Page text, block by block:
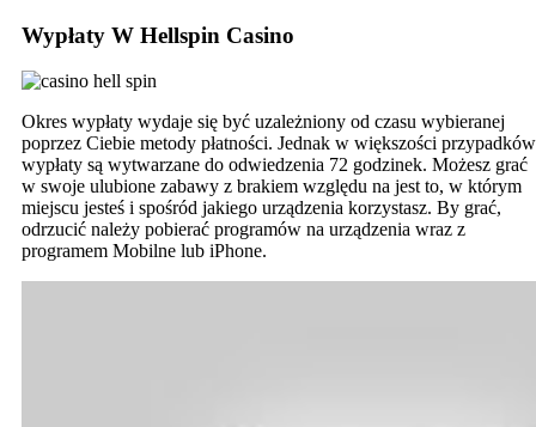
Wypłaty W Hellspin Casino
Okres wypłaty wydaje się być uzależniony od czasu wybieranej
poprzez Ciebie metody płatności. Jednak w większości przypadków
wypłaty są wytwarzane do odwiedzenia 72 godzinek. Możesz grać
w swoje ulubione zabawy z brakiem względu na jest to, w którym
miejscu jesteś i spośród jakiego urządzenia korzystasz. By grać,
odrzucić należy pobierać programów na urządzenia wraz z
programem Mobilne lub iPhone.